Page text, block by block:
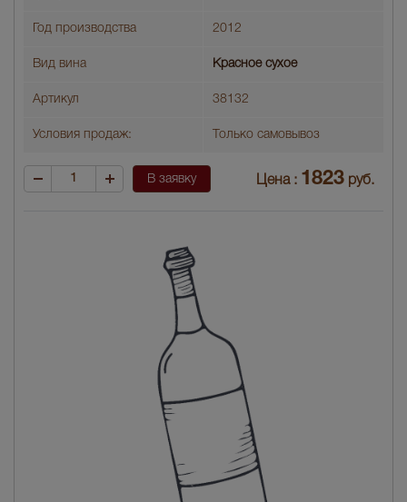
Год производства 2012
Вид вина Красное сухое
Артикул 38132
Условия продаж: Только самовывоз
В заявку Цена : 1823 руб.